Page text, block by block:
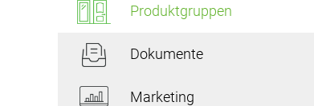
Produktgruppen
Dokumente
Marketing